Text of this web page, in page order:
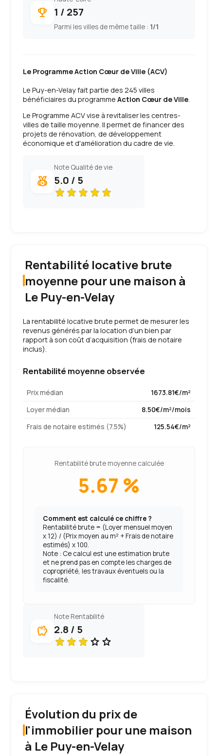
emoji_events 1 / 257
Parmi les villes de même taille : 1/1
Le Programme Action Cœur de Ville (ACV)
Le Puy-en-Velay fait partie des 245 villes
bénéficiaires du programmeAction Cœur de Ville.
Le Programme ACV vise à revitaliser les centres-
villes de taille moyenne. Il permet de financer des
projets de rénovation, de développement
économique et d'amélioration du cadre de vie.
social_leaderboard
Note Qualité de vie
5.0 / 5
Rentabilité locative brute
moyenne pour une maison à
Le Puy-en-Velay
La rentabilité locative brute permet de mesurer les
revenus générés par la location d’un bien par
rapport à son coût d’acquisition (frais de notaire
inclus).
Rentabilité moyenne observée
Prix médian
1673.81€/m²
Loyer médian
8.50€/m²/mois
Frais de notaire estimés (7.5%)
125.54€/m²
Rentabilité brute moyenne calculée
5.67 %
Comment est calculé ce chiffre ?
Rentabilité brute = (Loyer mensuel moyen
x 12) / (Prix moyen au m² + Frais de notaire
estimés) x 100.
Note : Ce calcul est une estimation brute
et ne prend pas en compte les charges de
copropriété, les travaux éventuels ou la
fiscalité.
savings
Note Rentabilité
2.8 / 5
Évolution du prix de
l'immobilier pour une maison
à Le Puy-en-Velay